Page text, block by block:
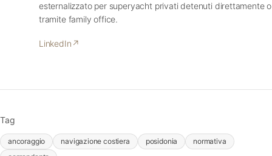
esternalizzato per superyacht privati detenuti direttamente o
tramite family office.
LinkedIn ↗
Tag
ancoraggio navigazione costiera posidonia
normativa